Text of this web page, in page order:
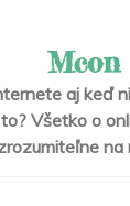
Mcon
aj keď
Všetko o
na